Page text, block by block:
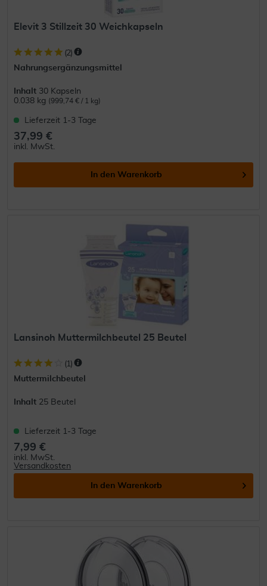
Elevit 3 Stillzeit 30 Weichkapseln
(2)
Nahrungsergänzungsmittel
Inhalt 30 Kapseln
0.038 kg (999,74 € / 1 kg)
Lieferzeit 1-3 Tage
37,99 €
inkl. MwSt.
In den Warenkorb
Lansinoh Muttermilchbeutel 25 Beutel
(1)
Muttermilchbeutel
Inhalt 25 Beutel
Lieferzeit 1-3 Tage
7,99 €
inkl. MwSt.
Versandkosten
In den Warenkorb